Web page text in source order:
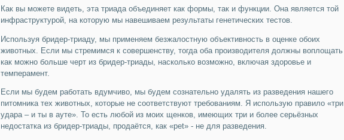
Как вы можете видеть, эта триада объединяет как формы, так и функции. Она является той
инфраструктурой, на которую мы навешиваем результаты генетических тестов.
Используя бридер-триаду, мы применяем безжалостную объективность в оценке обоих
животных. Если мы стремимся к совершенству, тогда оба производителя должны воплощать
как можно больше черт из бридер-триады, насколько возможно, включая здоровье и
темперамент.
Если мы будем работать вдумчиво, мы будем сознательно удалять из разведения нашего
питомника тех животных, которые не соответствуют требованиям. Я использую правило «три
удара – и ты в ауте». То есть любой из моих щенков, имеющих три и более серьёзных
недостатка из бридер-триады, продаётся, как «pet» - не для разведения.